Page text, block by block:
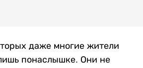
даже многие жители
понаслышке. Они не